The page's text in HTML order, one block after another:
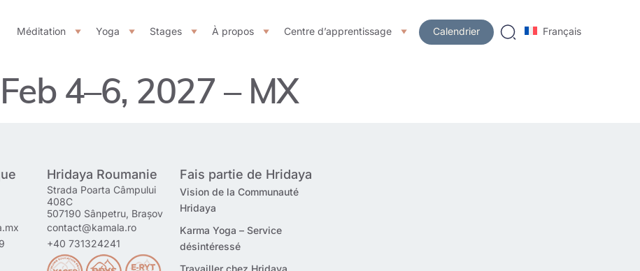
Méditation Yoga Stages À propos Centre d’apprentissage Calendrier Français
4–6, 2027 – MX
Hridaya Roumanie
Strada Poarta Câmpului
408C
507190 Sânpetru, Brașov
contact@kamala.ro
+40 731324241
Fais partie de Hridaya
Vision de la Communauté
Hridaya
Karma Yoga – Service
désintéressé
Travailler chez Hridaya